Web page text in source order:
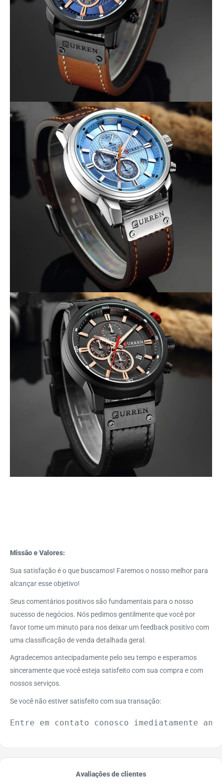
Missão e Valores:
Sua satisfação é o que buscamos! Faremos o nosso melhor para
alcançar esse objetivo!
Seus comentários positivos são fundamentais para o nosso
sucesso de negócios. Nós pedimos gentilmente que você por
favor tome um minuto para nos deixar um feedback positivo com
uma classificação de venda detalhada geral.
Agradecemos antecipadamente pelo seu tempo e esperamos
sinceramente que você esteja satisfeito com sua compra e com
nossos serviços.
Se você não estiver satisfeito com sua transação:
Avaliações de clientes